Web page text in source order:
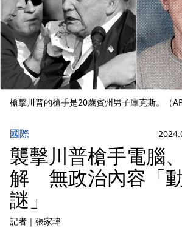
槍擊川普的槍手是20歲賓州男子庫克斯。（AP
國際
襲擊川普槍手電腦
解 無政治內容「
謎」
記者 ｜ 張家瑋